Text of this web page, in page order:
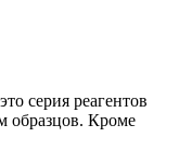
серия реагентов
образцов. Кроме